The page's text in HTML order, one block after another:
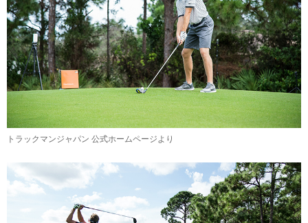
トラックマンジャパン 公式ホームページより